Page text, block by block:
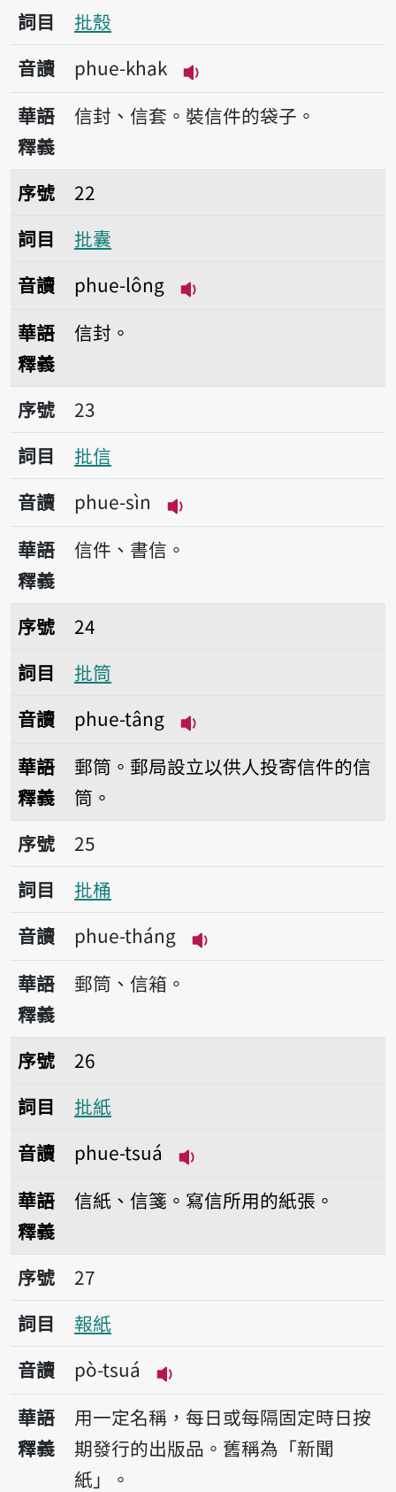
詞目
批殼
音讀
phue-khak
播放音讀phue-khak
華語
釋義
信封、信套。裝信件的袋子。
序號22批囊
序號
22
詞目
批囊
音讀
phue-lông
華語
釋義
信封。
序號23批信
序號
23
詞目
批信
音讀
phue-sìn
播放音讀phue-sìn
華語
釋義
信件、書信。
序號24批筒
序號
24
詞目
批筒
音讀
phue-tâng
華語
釋義
郵筒。郵局設立以供人投寄信件的信
筒。
序號25批桶
序號
25
詞目
批桶
音讀
phue-tháng
播放音讀phue-tháng
華語
釋義
郵筒、信箱。
序號26批紙
序號
26
詞目
批紙
音讀
phue-tsuá
華語
釋義
信紙、信箋。寫信所用的紙張。
序號27報紙
序號
27
詞目
報紙
音讀
pò-tsuá
播放音讀pò-tsuá
華語
釋義
用一定名稱，每日或每隔固定時日按
期發行的出版品。舊稱為「新聞
紙」。